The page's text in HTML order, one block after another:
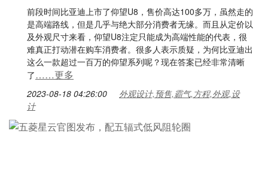
前段时间比亚迪上市了仰望U8，售价高达100多万，虽然走的
是高端路线，但是几乎与绝大部分消费者无缘。而且从定价以
及外观尺寸来看，仰望U8注定只能成为高端性能的代表，很
难真正打动潜在购车消费者。很多人表示质疑，为何比亚迪出
这么一款超过一百万的仰望系列呢？现在答案已经非常清晰
了……更多
2023-08-18 04:26:00
外观设计,预售,霸气,方程,外观,设
计